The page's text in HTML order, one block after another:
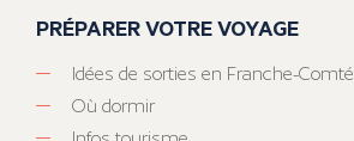
PRÉPARER VOTRE VOYAGE
Idées de sorties en Franche-Comté
Où dormir